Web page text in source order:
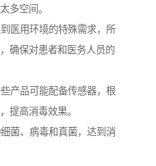
多空间。
医用环境的特殊需求，所
确保对患者和医务人员的
产品可能配备传感器，根
提高消毒效果。
菌、病毒和真菌，达到消